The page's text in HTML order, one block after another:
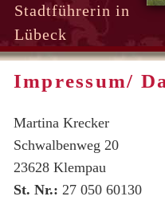
ÜBER MICH
KONTAKT
Stadtführerin in
Lübeck
Impressum/
Martina Krecker
Schwalbenweg 20
23628 Klempau
St. Nr.: 27 050 60130